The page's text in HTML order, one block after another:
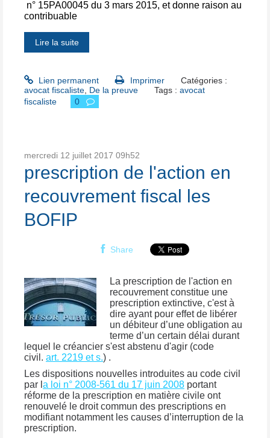
n° 15PA00045 du 3 mars 2015, et donne raison au
contribuable
Lire la suite
Lien permanent Imprimer
Catégories :
avocat fiscaliste De la preuve Tags :avocat
fiscaliste
0
mercredi 12 juillet 2017 09h52
prescription de l'action en
recouvrement fiscal les
BOFIP
Share
La prescription de l'action en
recouvrement constitue une
prescription extinctive, c'est à
dire ayant pour effet de libérer
un débiteur d’une obligation au
terme d’un certain délai durant
lequel le créancier s'est abstenu d'agir (code
civil. art. 2219 et s.) .
Les dispositions nouvelles introduites au code civil
par l a loi n° 2008-561 du 17 juin 2008 portant
réforme de la prescription en matière civile ont
renouvelé le droit commun des prescriptions en
modifiant notamment les causes d’interruption de la
prescription.